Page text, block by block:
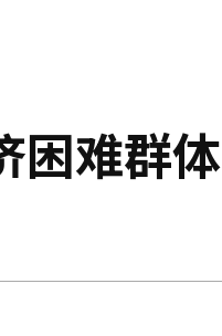
困难群体